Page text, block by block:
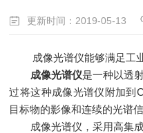
更新时间：2019-05-13
成像光谱仪能够满足工业
成像光谱仪是一种以透
过将这种成像光谱仪附加到
目标物的影像和连续的光谱信
成像光谱仪，采用高集成